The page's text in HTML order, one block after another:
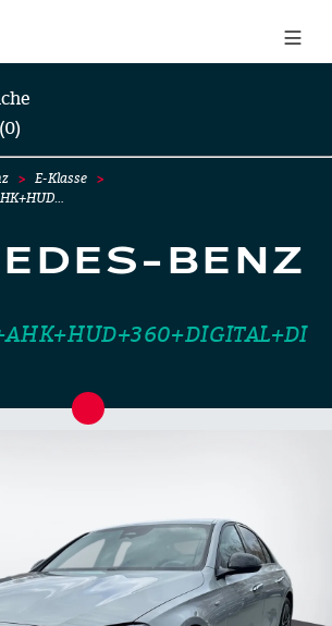
E-Klasse
BENZ